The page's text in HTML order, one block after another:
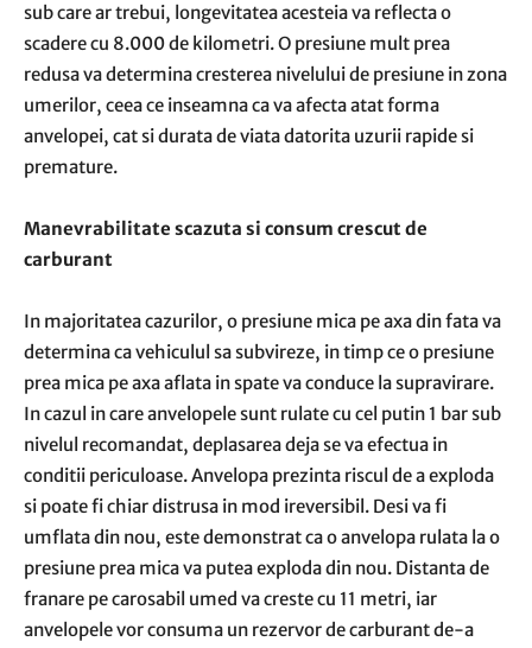
sub care ar trebui, longevitatea acesteia va reflecta o
scadere cu 8.000 de kilometri. O presiune mult prea
redusa va determina cresterea nivelului de presiune in zona
umerilor, ceea ce inseamna ca va afecta atat forma
anvelopei, cat si durata de viata datorita uzurii rapide si
premature.
Manevrabilitate scazuta si consum crescut de
carburant
In majoritatea cazurilor, o presiune mica pe axa din fata va
determina ca vehiculul sa subvireze, in timp ce o presiune
prea mica pe axa aflata in spate va conduce la supravirare.
In cazul in care anvelopele sunt rulate cu cel putin 1 bar sub
nivelul recomandat, deplasarea deja se va efectua in
conditii periculoase. Anvelopa prezinta riscul de a exploda
si poate fi chiar distrusa in mod ireversibil. Desi va fi
umflata din nou, este demonstrat ca o anvelopa rulata la o
presiune prea mica va putea exploda din nou. Distanta de
franare pe carosabil umed va creste cu 11 metri, iar
anvelopele vor consuma un rezervor de carburant de-a